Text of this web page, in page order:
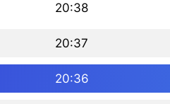
20:38
20:37
20:36